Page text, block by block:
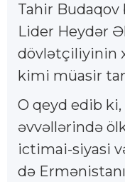
Tahir
Lider Heydər
dövlətçiliyinin
kimi müasir
O qeyd edib ki,
əvvəllərində
ictimai-siyasi
də